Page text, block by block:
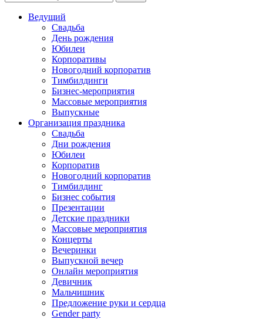
Ведущий
Свадьба
День рождения
Юбилеи
Корпоративы
Новогодний корпоратив
Тимбилдинги
Бизнес-мероприятия
Массовые мероприятия
Выпускные
Организация праздника
Свадьба
Дни рождения
Юбилеи
Корпоратив
Новогодний корпоратив
Тимбилдинг
Бизнес события
Презентации
Детские праздники
Массовые мероприятия
Концерты
Вечеринки
Выпускной вечер
Онлайн мероприятия
Девичник
Мальчишник
Предложение руки и сердца
Gender party